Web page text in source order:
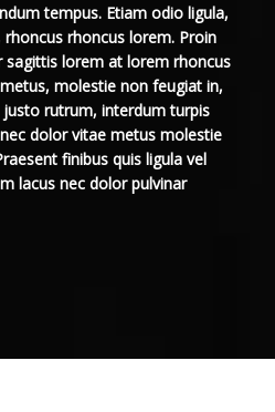
tempus. Etiam odio ligula,
rhoncus lorem. Proin
sagittis lorem at lorem rhoncus
molestie non feugiat in,
justo rutrum, interdum turpis
dolor vitae metus molestie
finibus quis ligula vel
lacus nec dolor pulvinar